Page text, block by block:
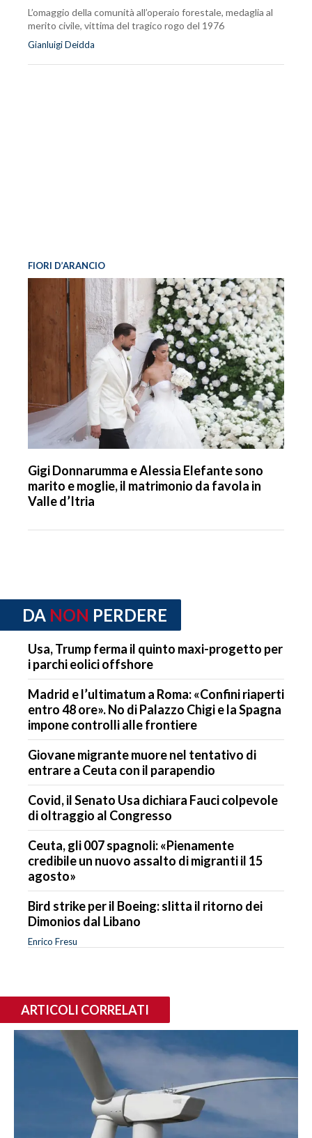
L’omaggio della comunità all’operaio forestale, medaglia al
merito civile, vittima del tragico rogo del 1976
Gianluigi Deidda
FIORI D’ARANCIO
Gigi Donnarumma e Alessia Elefante sono
marito e moglie, il matrimonio da favola in
Valle d’Itria
DA NON PERDERE
Usa, Trump ferma il quinto maxi-progetto per
i parchi eolici offshore
Madrid e l’ultimatum a Roma: «Confini riaperti
entro 48 ore». No di Palazzo Chigi e la Spagna
impone controlli alle frontiere
Giovane migrante muore nel tentativo di
entrare a Ceuta con il parapendio
Covid, il Senato Usa dichiara Fauci colpevole
di oltraggio al Congresso
Ceuta, gli 007 spagnoli: «Pienamente
credibile un nuovo assalto di migranti il 15
agosto»
Bird strike per il Boeing: slitta il ritorno dei
Dimonios dal Libano
Enrico Fresu
ARTICOLI CORRELATI